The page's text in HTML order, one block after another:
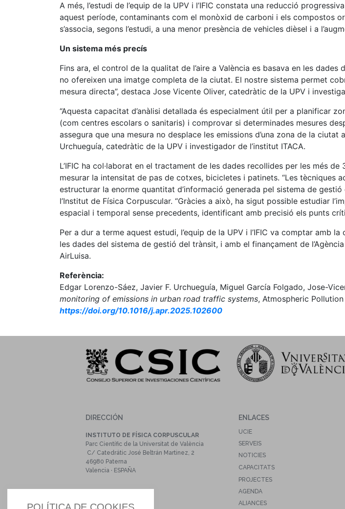
A més, l’estudi de l’equip de la UPV i l’IFIC constata una reducció
aquest període, contaminants com el monòxid de carboni i els compostos
s’associa, segons l’estudi, a una menor presència de vehicles dièsel i a
Un sistema més precís
Fins ara, el control de la qualitat de l’aire a València es basava en les
no ofereixen una imatge completa de la ciutat. El nostre sistema permet
mesura directa”, destaca Jose Vicente Oliver, catedràtic de la UPV i
“Aquesta capacitat d’anàlisi detallada és especialment útil per a planificar
(com centres escolars o sanitaris) i comprovar si determinades mesures
assegura que una mesura no desplace les emissions d’una zona de la
Urchueguía, catedràtic de la UPV i investigador de l’institut ITACA.
L’IFIC ha col·laborat en el tractament de les dades recollides per les més
mesurar la intensitat de pas de cotxes, bicicletes i patinets. “Les tècniques
estructurar la enorme quantitat d’informació generada pel sistema de
l’Institut de Física Corpuscular. “Gràcies a això, ha sigut possible estudiar
espacial i temporal sense precedents, identificant amb precisió els punts
Per a dur a terme aquest estudi, l’equip de la UPV i l’IFIC va comptar amb
les dades del sistema de gestió del trànsit, i amb el finançament de
AirLuisa.
Referència:
Edgar Lorenzo-Sáez, Javier F. Urchueguía, Miguel García Folgado, Jose-
monitoring of emissions in urban road traffic systems, Atmospheric Pollution
https://doi.org/10.1016/j.apr.2025.102600
DIRECCIÓN
INSTITUTO DE FÍSICA CORPUSCULAR
Parc Científic de la Universitat de València
C/ Catedrátic José Beltrán Martinez, 2
46980 Paterna
Valencia · ESPAÑA
ENLACES
UCIE
SERVEIS
NOTICIES
CAPACITATS
PROJECTES
AGENDA
ALIANCES